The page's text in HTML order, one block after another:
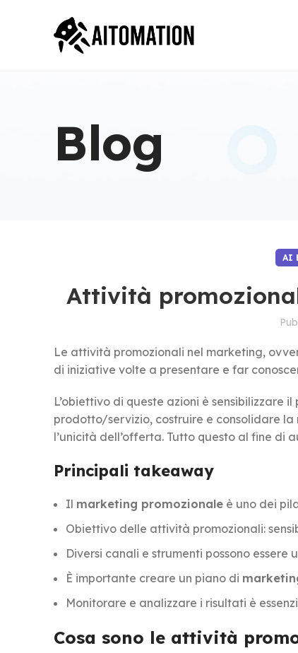
Blog
AI
Attività
Le attività promozionali nel marketing,
di iniziative volte a presentare e far
L’obiettivo di queste azioni è sensibilizzare
prodotto/servizio, costruire e consolidare
l’unicità dell’offerta. Tutto questo al fine di
Principali takeaway
Il marketing promozionale è uno dei
Obiettivo delle attività promozionali:
Diversi canali e strumenti possono
È importante creare un piano di
Monitorare e analizzare i risultati è
Cosa sono le attività